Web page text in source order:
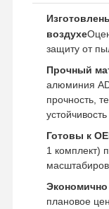
Быстрое
обработка
Формы для
воздухе
защиту от
Прочный
алюминия
прочность,
Готовы к
1 комплект)
плановое